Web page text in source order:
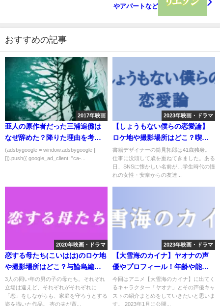
やアパートなど
おすすめの記事
2017年映画
亜人の原作者だった三浦追儺は
なぜ辞めた？降りた理由を考察
してみた
(adsbygoogle = window.adsbygoogle ||
[]).push({ google_ad_client: "ca-...
2023年映画・ドラマ
【しょうもない僕らの恋愛論】
ロケ地や撮影場所はどこ？喫茶
店や大学など
書籍デザイナーの筒見拓郎は41歳独身。
仕事に没頭して歳を重ねてきました。ある
日、SNSに懐かしい名前が…学生時代の憧
れの女性・安奈からの友達...
2020年映画・ドラマ
恋する母たち(こいはは)のロケ地
や撮影場所はどこ？与論島編～
かき氷の店など
3人の同い年の男の子の母たち。それぞれ
立場は違えど、それぞれがそれぞれに
「恋」をしながらも、家庭を守ろうとする
姿を描いた作品。 杏の夫が斉...
2023年映画・ドラマ
【大雪海のカイナ】ヤオナの声
優やプロフィール！年齢や能力
など
今回はアニメ【大雪海のカイナ】に出てく
るキャラクター「ヤオナ」とその声優キャ
ストの紹介まとめをしていきたいと思いま
す。 2023年1月に公開...